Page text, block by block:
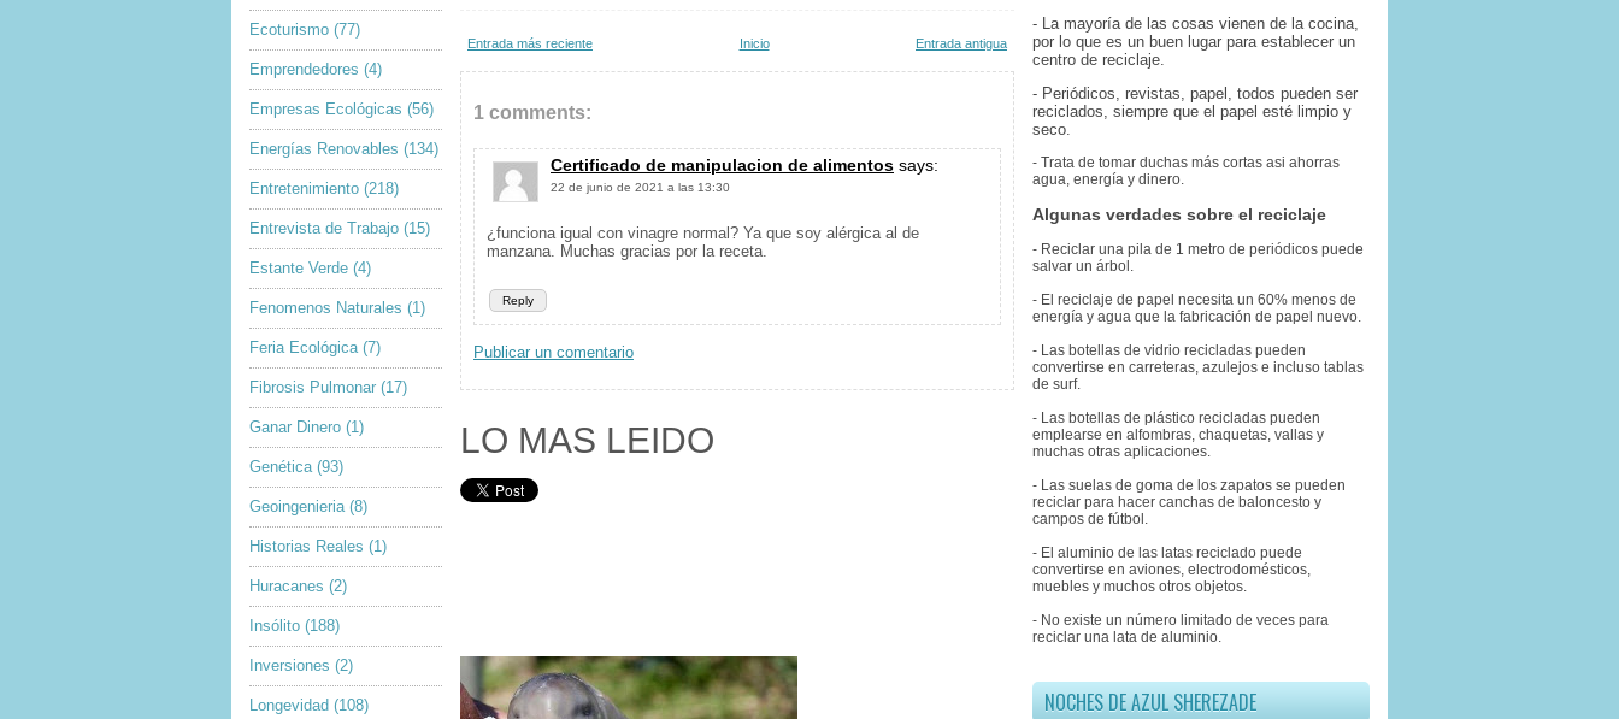
Ecoturismo (77)
Emprendedores (4)
Empresas Ecológicas (56)
Energías Renovables (134)
Entretenimiento (218)
Entrevista de Trabajo (15)
Estante Verde (4)
Fenomenos Naturales (1)
Feria Ecológica (7)
Fibrosis Pulmonar (17)
Ganar Dinero (1)
Genética (93)
Geoingenieria (8)
Historias Reales (1)
Huracanes (2)
Insólito (188)
Inversiones (2)
Longevidad (108)
Entrada más reciente Entrada antigua
Inicio
1 comments:
Certificado de manipulacion de alimentos says:
22 de junio de 2021 a las 13:30
Reply
¿funciona igual con vinagre normal? Ya que soy alérgica al de
manzana. Muchas gracias por la receta.
Publicar un comentario
LO MAS LEIDO
- La mayoría de las cosas vienen de la cocina,
por lo que es un buen lugar para establecer un
centro de reciclaje.
- Periódicos, revistas, papel, todos pueden ser
reciclados, siempre que el papel esté limpio y
seco.
- Trata de tomar duchas más cortas asi ahorras
agua, energía y dinero.
Algunas verdades sobre el reciclaje
- Reciclar una pila de 1 metro de periódicos puede
salvar un árbol.
- El reciclaje de papel necesita un 60% menos de
energía y agua que la fabricación de papel nuevo.
- Las botellas de vidrio recicladas pueden
convertirse en carreteras, azulejos e incluso tablas
de surf.
- Las botellas de plástico recicladas pueden
emplearse en alfombras, chaquetas, vallas y
muchas otras aplicaciones.
- Las suelas de goma de los zapatos se pueden
reciclar para hacer canchas de baloncesto y
campos de fútbol.
- El aluminio de las latas reciclado puede
convertirse en aviones, electrodomésticos,
muebles y muchos otros objetos.
- No existe un número limitado de veces para
reciclar una lata de aluminio.
NOCHES DE AZUL SHEREZADE